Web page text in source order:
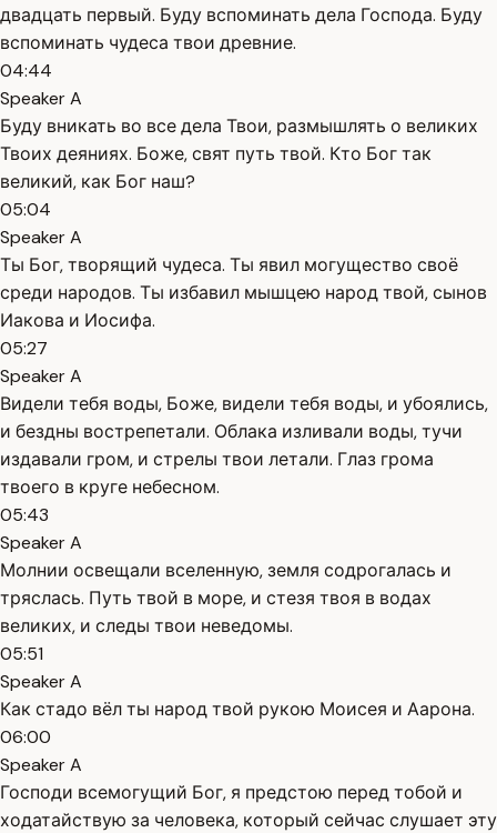
двадцать первый. Буду вспоминать дела Господа. Буду
вспоминать чудеса твои древние.
04:44
Speaker A
Буду вникать во все дела Твои, размышлять о великих
Твоих деяниях. Боже, свят путь твой. Кто Бог так
великий, как Бог наш?
05:04
Speaker A
Ты Бог, творящий чудеса. Ты явил могущество своё
среди народов. Ты избавил мышцею народ твой, сынов
Иакова и Иосифа.
05:27
Speaker A
Видели тебя воды, Боже, видели тебя воды, и убоялись,
и бездны вострепетали. Облака изливали воды, тучи
издавали гром, и стрелы твои летали. Глаз грома
твоего в круге небесном.
05:43
Speaker A
Молнии освещали вселенную, земля содрогалась и
тряслась. Путь твой в море, и стезя твоя в водах
великих, и следы твои неведомы.
05:51
Speaker A
Как стадо вёл ты народ твой рукою Моисея и Аарона.
06:00
Speaker A
Господи всемогущий Бог, я предстою перед тобой и
ходатайствую за человека, который сейчас слушает эту